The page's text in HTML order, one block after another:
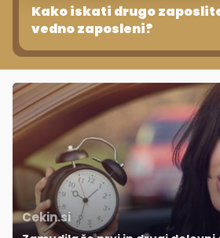
Kako iskati drugo
vedno zaposleni?
Cekin.si